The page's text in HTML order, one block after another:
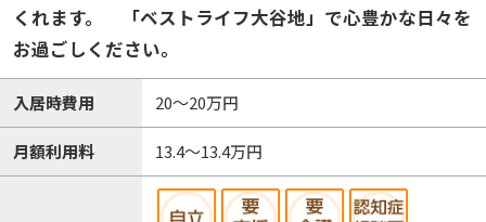
くれます。 「ベストライフ大谷地」で心豊かな日々を
お過ごしください。
入居時費用 20～20万円
月額利用料 13.4～13.4万円